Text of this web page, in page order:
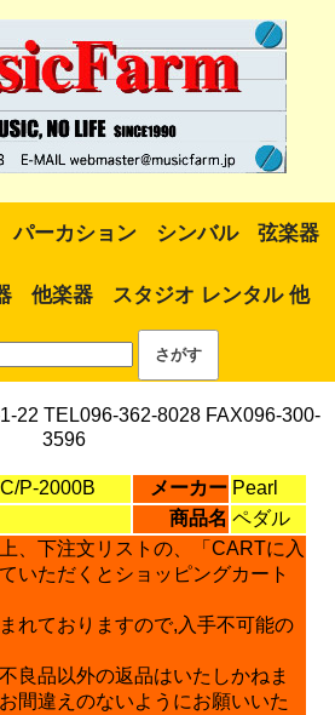
パーカション シンバル 弦楽器
他楽器 スタジオ レンタル 他
22 TEL096-362-8028 FAX096-300-
3596
P-2000B メーカー Pearl
商品名 ペダル
、下注文リストの、「CARTに入
いただくとショッピングカート
れておりますので,入手不可能の
良品以外の返品はいたしかねま
間違えのないようにお願いいた